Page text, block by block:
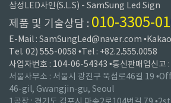
삼성LED사인(S.L.S) - SamSung Led Sign
제품 및 기술상담 : 010-3305-
E-Mail : SamSungLed@naver.com
Tel. 02) 555-0058 •Tel : +82.2.555.0058
사업자번호 : 104-06-54343 •통신판매업신
서울사무소 : 서울시 광진구 뚝섬로46길 19
46-gil, Gwangjin-gu, Seoul